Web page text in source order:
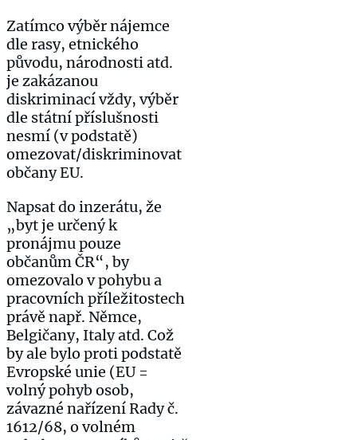
Zatímco výběr nájemce
dle rasy, etnického
původu, národnosti atd.
je zakázanou
diskriminací vždy, výběr
dle státní příslušnosti
nesmí (v podstatě)
omezovat/diskriminovat
občany EU.
Napsat do inzerátu, že
„byt je určený k
pronájmu pouze
občanům ČR“, by
omezovalo v pohybu a
pracovních příležitostech
právě např. Němce,
Belgičany, Italy atd. Což
by ale bylo proti podstatě
Evropské unie (EU =
volný pohyb osob,
závazné nařízení Rady č.
1612/68, o volném